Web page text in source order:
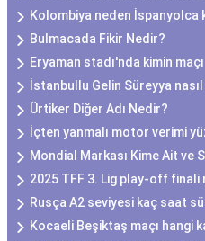
Kolombiya neden İspanyolca
Bulmacada Fikir Nedir?
Eryaman stadı'nda kimin maçı
İstanbullu Gelin Süreyya
Ürtiker Diğer Adı Nedir?
İçten yanmalı motor verimi
Mondial Markası Kime Ait ve
2025 TFF 3. Lig play-off finali
Rusça A2 seviyesi kaç saat
Kocaeli Beşiktaş maçı hangi